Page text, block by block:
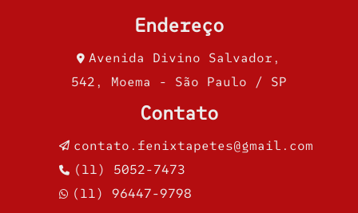
Endereço
Avenida Divino Salvador,
542, Moema - São Paulo / SP
Contato
contato.fenixtapetes@gmail.com
(11) 5052-7473
(11) 96447-9798